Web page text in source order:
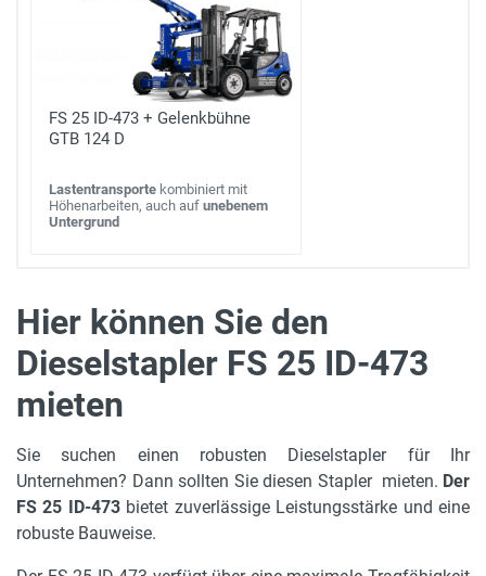
FS 25 ID-473 + Gelenkbühne
GTB 124 D
Lastentransporte kombiniert mit
Höhenarbeiten, auch auf unebenem
Untergrund
max. Hubhöhe
4.73 m
2.66 m
Leergewicht
4420 kg
Hier können Sie den
Dieselstapler FS 25 ID-473
mieten
Sie suchen einen robusten Dieselstapler für Ihr
Unternehmen? Dann sollten Sie diesen Stapler mieten. Der
FS 25 ID-473bietet zuverlässige Leistungsstärke und eine
robuste Bauweise.